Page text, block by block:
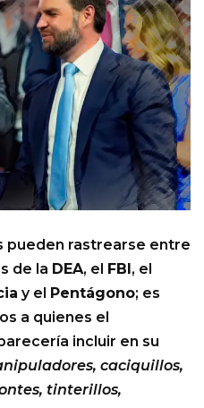
pueden rastrearse entre
de la DEA, el FBI , el
y el Pentágono; es
a quienes el
incluir en su
caciquillos,
tinterillos,